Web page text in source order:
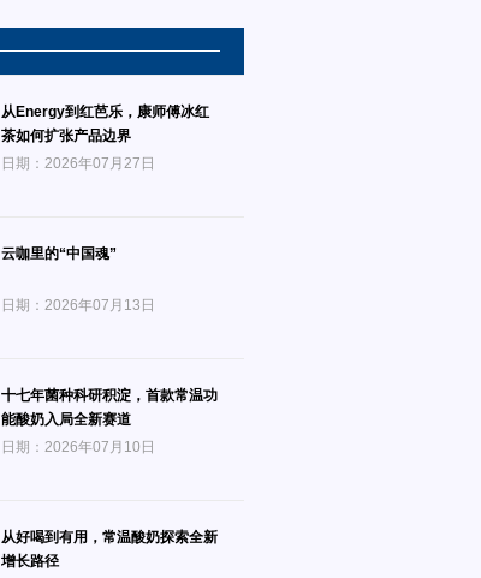
从Energy到红芭乐，康师傅冰红
茶如何扩张产品边界
日期：2026年07月27日
云咖里的“中国魂”
日期：2026年07月13日
十七年菌种科研积淀，首款常温功
能酸奶入局全新赛道
日期：2026年07月10日
从好喝到有用，常温酸奶探索全新
增长路径